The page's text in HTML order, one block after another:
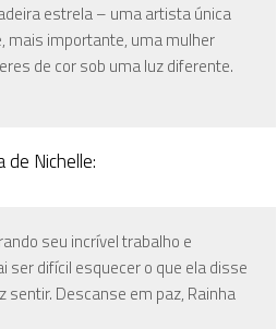
estrela – uma artista única
mais importante, uma mulher
de cor sob uma luz diferente.
Nichelle:
seu incrível trabalho e
ser difícil esquecer o que ela disse
Descanse em paz, Rainha